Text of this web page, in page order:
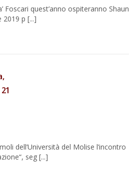
Foscari quest’anno ospiteranno Shaun
p [...]
dell’Università del Molise l’incontro
seg [...]